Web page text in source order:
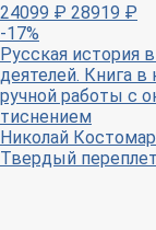
24099 ₽ 28919 ₽
-17%
Русская история
деятелей. Книга
ручной работы с
тиснением
Николай
Твердый переплет